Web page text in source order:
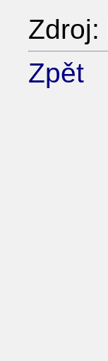
Zdroj:
Zpět